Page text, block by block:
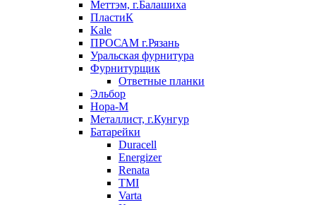
Меттэм, г.Балашиха
ПластиК
Kale
ПРОСАМ г.Рязань
Уральская фурнитура
Фурнитурщик
Ответные планки
Эльбор
Нора-М
Металлист, г.Кунгур
Батарейки
Duracell
Energizer
Renata
TMI
Varta